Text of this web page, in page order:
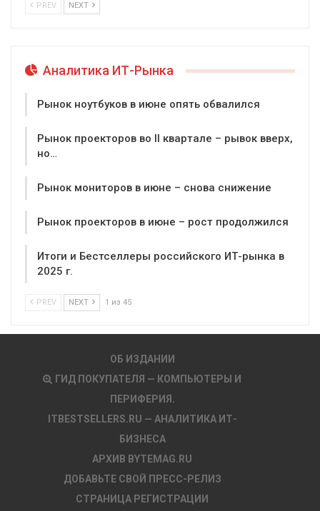
PREV NEXT
Аналитика ИТ-Рынка
Рынок ноутбуков в июне опять обвалился
Рынок проекторов во II квартале – рывок вверх,
но…
Рынок мониторов в июне – снова снижение
Рынок проекторов в июне – рост продолжился
Итоги и Бестселлеры российского ИТ-рынка в
2025 г.
PREV NEXT 1 из 45
ОБ ИЗДАНИИ
ГИД ПОКУПАТЕЛЯ — КОМПЬЮТЕРЫ И
ПЕРИФЕРИЯ.
ITBESTSELLERS.RU — АНАЛИТИКА ИТ-
БИЗНЕСА
АРХИВ BYTEMAG.RU
ДОБАВЬТЕ СВОЙ ПРЕСС-РЕЛИЗ
СТРАНИЦА РЕГИСТРАЦИИ